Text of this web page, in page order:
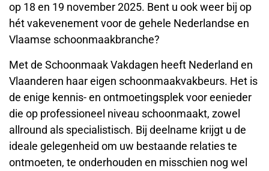
op 18 en 19 november 2025. Bent u ook weer bij op
hét vakevenement voor de gehele Nederlandse en
Vlaamse schoonmaakbranche?
Met de Schoonmaak Vakdagen heeft Nederland en
Vlaanderen haar eigen schoonmaakvakbeurs. Het is
de enige kennis- en ontmoetingsplek voor eenieder
die op professioneel niveau schoonmaakt, zowel
allround als specialistisch. Bij deelname krijgt u de
ideale gelegenheid om uw bestaande relaties te
ontmoeten, te onderhouden en misschien nog wel